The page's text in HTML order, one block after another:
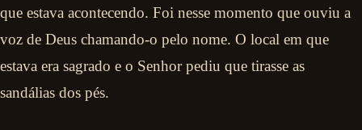
que estava acontecendo. Foi nesse momento que ouviu a
voz de Deus chamando-o pelo nome. O local em que
estava era sagrado e o Senhor pediu que tirasse as
sandálias dos pés.